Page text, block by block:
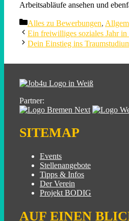
Arbeitsabläufe ansehen und
Categories
Alles zu Bewerbungen,
Ein freiwilliges soziales Jahr in
Dein Einstieg ins
Partner:
SITEMAP
Events
Stellenangebote
Tipps & Infos
Der Verein
Projekt BODIG
AUF EINEN